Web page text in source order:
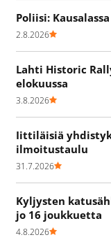
Poliisi:
2.8.2026
Lahti Historic
elokuussa
3.8.2026
Iittiläisiä
ilmoitustaulu
31.7.2026
Kyljysten
jo 16 joukkuetta
4.8.2026